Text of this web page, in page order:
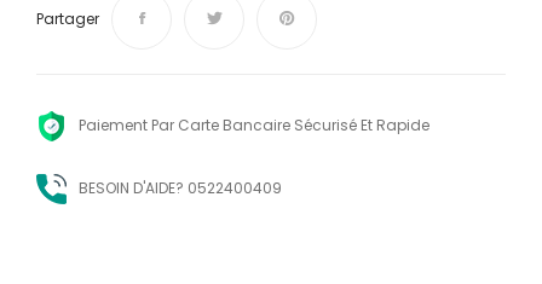
Partager
Paiement Par Carte Bancaire Sécurisé Et Rapide
BESOIN D'AIDE? 0522400409